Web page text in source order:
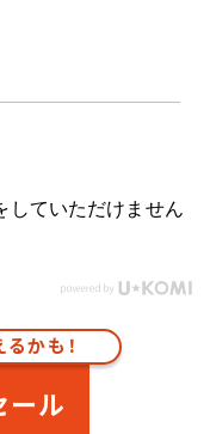
していただけません
かも！
ール